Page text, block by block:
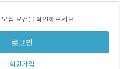
집 요건을 확인해보세요.
로그인
회원가입